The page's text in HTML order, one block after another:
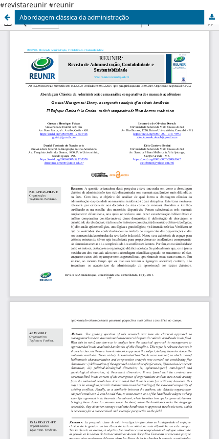
#revistareunir #reunir
Abordagem clássica da administração